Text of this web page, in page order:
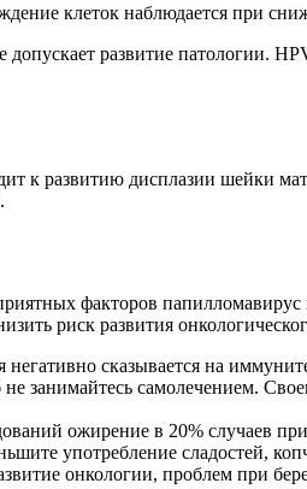
клеток наблюдается при
развитие патологии.
развитию дисплазии шейки
факторов
риск развития
сказывается на
самолечением.
ожирение в 20% случаев
употребление сладостей,
онкологии, проблем при